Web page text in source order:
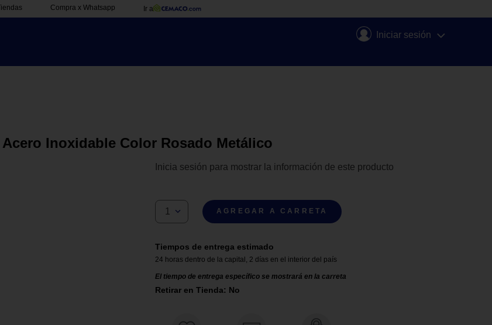
Compra x Whatsapp Ir a
Iniciar sesión
Inoxidable Color Rosado Metálico
Inicia sesión para mostrar la información de este producto
1 AGREGAR A CARRETA
Tiempos de entrega estimado
24 horas dentro de la capital , 2 días en el interior del país
El tiempo de entrega específico se mostrará en la carreta
Retirar en Tienda: No